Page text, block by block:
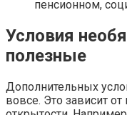
пенсионном,
Условия
полезные
Дополнительных
вовсе. Это зависит от